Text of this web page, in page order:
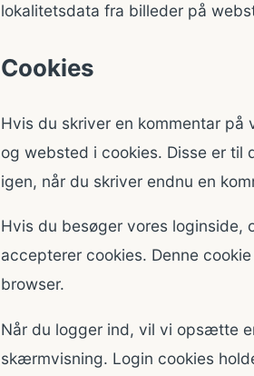
lokalitetsdata fra billeder på
Cookies
Hvis du skriver en kommentar
og websted i cookies. Disse er til
igen, når du skriver endnu en
Hvis du besøger vores loginside,
accepterer cookies. Denne
browser.
Når du logger ind, vil vi opsætte
skærmvisning. Login cookies